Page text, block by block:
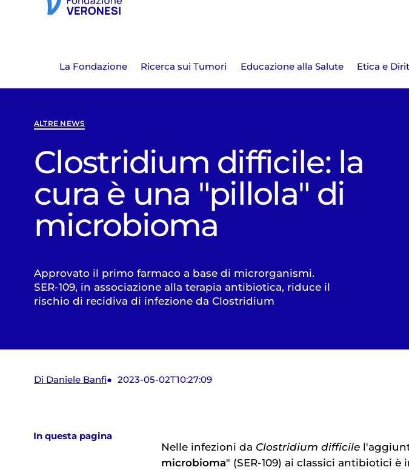
La Fondazione Ricerca sui Tumori Educazione alla Salute Etica e
ALTRE NEWS
Clostridium difficile: la
cura è una "pillola" di
microbioma
Approvato il primo farmaco a base di microrganismi.
SER-109, in associazione alla terapia antibiotica, riduce il
rischio di recidiva di infezione da Clostridium
Di Daniele Banfi 2023-05-02T10:27:09
In questa pagina
Nelle infezioni da Clostridium difficile
microbioma" (SER-109) ai classici antibiotici è